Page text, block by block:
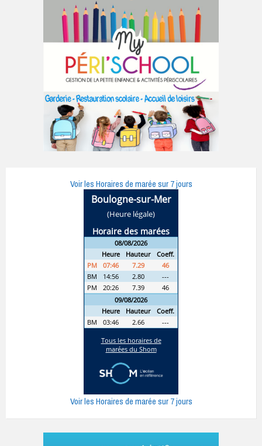
Voir les Horaires de marée sur 7 jours
Voir les Horaires de marée sur 7 jours